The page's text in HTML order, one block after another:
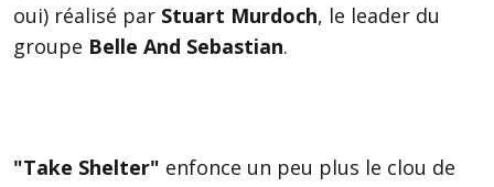
oui) réalisé par Stuart Murdoch, le leader du
groupe Belle And Sebastian.
"Take Shelter" enfonce un peu plus le clou de